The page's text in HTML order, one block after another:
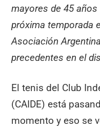
mayores de 45
próxima temporada
Asociación
precedentes en el
El tenis del Club
(CAIDE) está
momento y eso se